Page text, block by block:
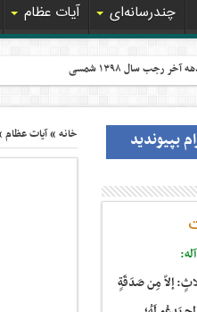
چندرسانه‌ای آیات عظام
رجب سال ۱۳۹۸ شمسی
خانه »آیات عظام بپیوندید
إلاّ مِن صَدَقَةٍ